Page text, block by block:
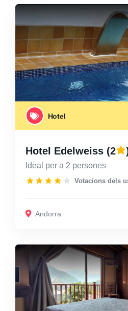
Hotel
Hotel Edelweiss (2
Ideal per a 2 persones
Votacions dels
Andorra